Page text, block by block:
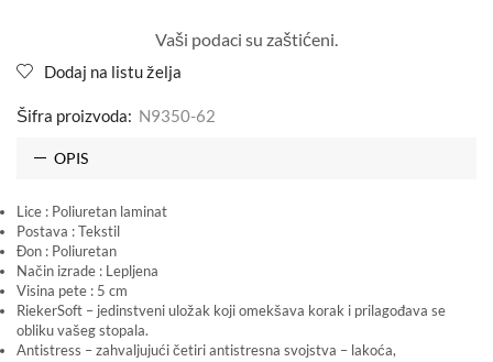
Vaši podaci su zaštićeni.
Dodaj na listu želja
Šifra proizvoda: N9350-62
OPIS
Lice : Poliuretan laminat
Postava : Tekstil
Đon : Poliuretan
Način izrade : Lepljena
Visina pete : 5 cm
RiekerSoft – jedinstveni uložak koji omekšava korak i prilagođava se
obliku vašeg stopala.
Antistress – zahvaljujući četiri antistresna svojstva – lakoća,